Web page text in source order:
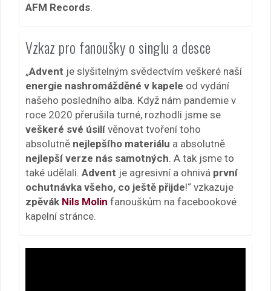
AFM Records
Vzkaz pro fanoušky o singlu a desce
„Advent je slyšitelným svědectvím veškeré naší
energie nashromážděné v kapele od vydání
našeho posledního alba. Když nám pandemie v
roce 2020 přerušila turné, rozhodli jsme se
veškeré své úsilí věnovat tvoření toho
absolutně nejlepšího materiálu a absolutně
nejlepší verze nás samotných . A tak jsme to
také udělali. Advent je agresivní a ohnivá první
ochutnávka všeho, co ještě přijde!“ vzkazuje
zpěvák Nils Molin fanouškům na facebookové
kapelní stránce.